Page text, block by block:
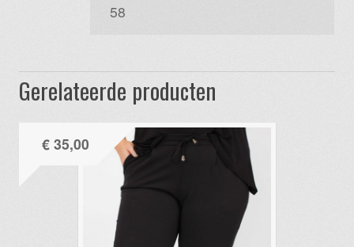
58
Gerelateerde producten
€35,00